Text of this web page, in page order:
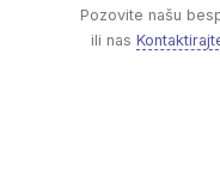
Pozovite našu
ili nas